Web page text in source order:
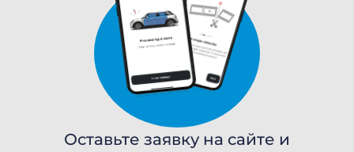
Оставьте заявку на сайте и